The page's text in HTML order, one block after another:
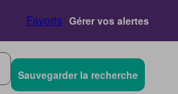
Favoris Gérer vos alertes
Sauvegarder la recherche